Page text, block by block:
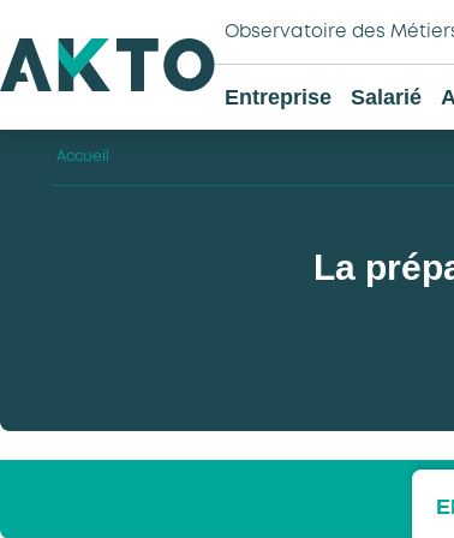
Observatoire des
Entreprise Salarié
Accueil
La